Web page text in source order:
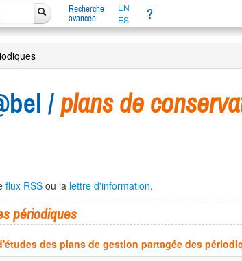
Recherche
avancée
EN
ES
?
/ plans de
flux RSS ou la lettre d'information.
périodiques
des plans de gestion partagée des